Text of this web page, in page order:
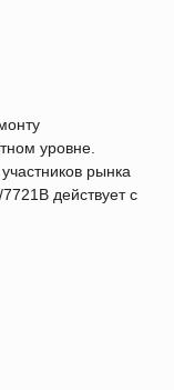
уровне.
рынка
действует с